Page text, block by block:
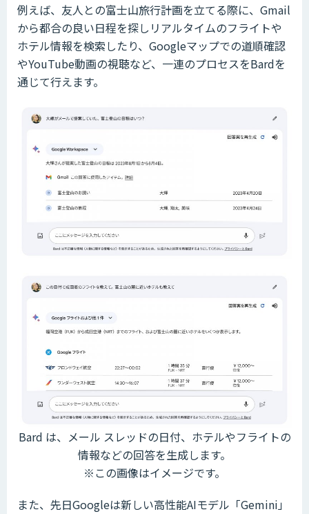
例えば、友人との富士山旅行計画を立てる際に、Gmail
から都合の良い日程を探しリアルタイムのフライトや
ホテル情報を検索したり、Googleマップでの道順確認
やYouTube動画の視聴など、一連のプロセスをBardを
通じて行えます。
Bard は、メール スレッドの日付、ホテルやフライトの
情報などの回答を生成します。
※この画像はイメージです。
また、先日Googleは新しい高性能AIモデル「Gemini」